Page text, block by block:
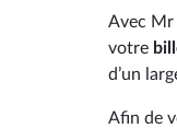
Avec Mr
votre
d’un
Afin de